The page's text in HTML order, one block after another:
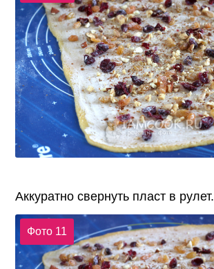
Аккуратно свернуть пласт в рулет.
Фото 11